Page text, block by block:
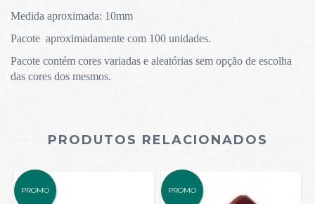
Medida aproximada: 10mm
Pacote aproximadamente com 100 unidades.
Pacote contém cores variadas e aleatórias sem opção de escolha
das cores dos mesmos.
PRODUTOS RELACIONADOS
PROMO PROMO